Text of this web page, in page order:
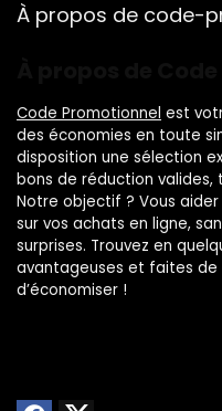
À propos de code-
Code Promotionnel est
des économies en toute
disposition une sélection
bons de réduction
Notre objectif ? Vous
sur vos achats en ligne,
surprises. Trouvez en
avantageuses et faites
d’économiser !